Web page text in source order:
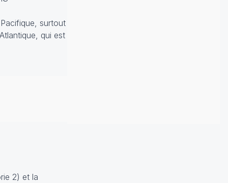
surtout
qui est
2) et la